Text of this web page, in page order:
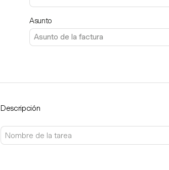
Asunto
Descripción